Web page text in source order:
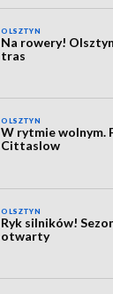
OLSZTYN
Na rowery!
tras
OLSZTYN
W rytmie wolnym.
Cittaslow
OLSZTYN
Ryk silników!
otwarty